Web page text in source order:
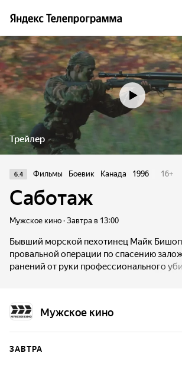
Трейлер
6.4 Фильмы Боевик Канада 1996 16+
Саботаж
Мужское кино · Завтра в 13:00
Бывший морской пехотинец Майк Бишоп
провальной операции по спасению
ранений от руки профессионального
жертвой того же убийцы.
ФБР, Бишоп вступает в смертельную
Мужское кино
ЗАВТРА